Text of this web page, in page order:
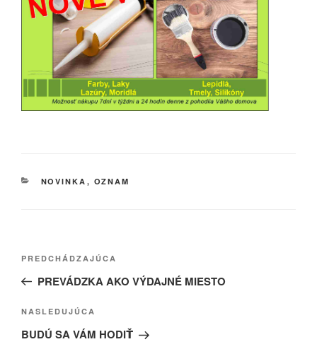
KATEGÓRIE
NOVINKA , OZNAM
Navigácia
článku
Predchádzajúci
článok
PREDCHÁDZAJÚCA
PREVÁDZKA AKO VÝDAJNÉ MIESTO
Ďalší
článok
NASLEDUJÚCA
BUDÚ SA VÁM HODIŤ